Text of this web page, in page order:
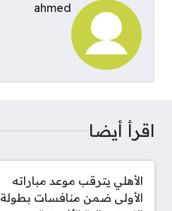
ahmed
اقرأ أيضا
الأهلي يترقب موعد مباراته
الأولى ضمن منافسات بطولة